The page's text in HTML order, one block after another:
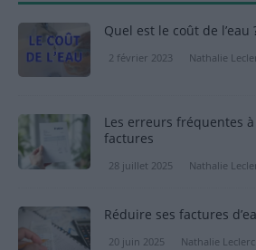
Quel est le coût de l’eau
2 février 2023 Nathalie
Les erreurs fréquentes
factures
28 juillet 2025 Nathalie
Réduire ses factures
20 juin 2025 Nathalie Leclerc